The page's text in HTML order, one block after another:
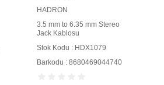
HADRON
3.5 mm to 6.35 mm Stereo
Jack Kablosu
Stok Kodu : HDX1079
Barkodu : 8680469044740